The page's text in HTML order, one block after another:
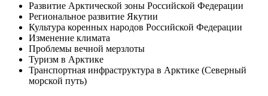
Развитие Арктической зоны Российской Федерации
Региональное развитие Якутии
Культура коренных народов Российской Федерации
Изменение климата
Проблемы вечной мерзлоты
Туризм в Арктике
Транспортная инфраструктура в Арктике (Северный
морской путь)